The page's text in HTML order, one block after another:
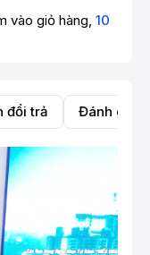
vào giỏ hàng, 10
đổi trả Đánh giá